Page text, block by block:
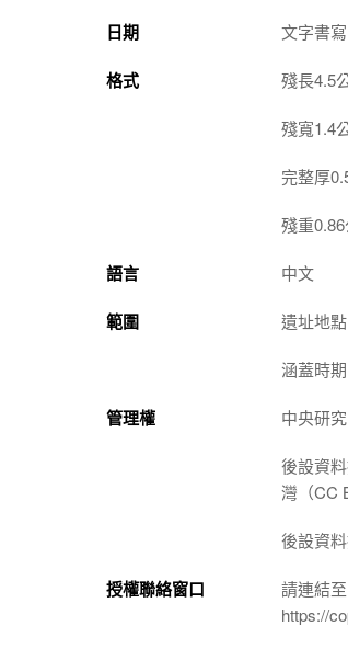
日期 文字書
格式 殘長4.5
殘寬1.4
完整厚
殘重
語言 中文
範圍 遺址地
涵蓋時
管理權 中央研
後設資
灣（CC
後設資
授權聯絡窗口
請連結
https://